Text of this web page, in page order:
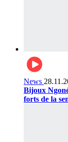
News
Bijoux
forts de la